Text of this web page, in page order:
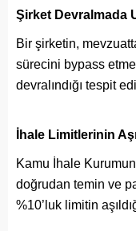
Şirket Devralmada
Bir şirketin,
sürecini bypass
devralındığı tespit
İhale Limitlerinin
Kamu İhale
doğrudan temin ve
%10’luk limitin